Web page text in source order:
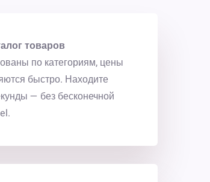
товаров
по категориям, цены
быстро. Находите
— без бесконечной